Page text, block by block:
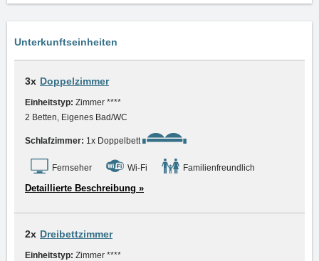
Unterkunftseinheiten
3x Doppelzimmer
Einheitstyp: Zimmer ****
2 Betten, Eigenes Bad/WC
Schlafzimmer: 1x Doppelbett
Fernseher Wi-Fi Familienfreundlich
Detaillierte Beschreibung »
2x Dreibettzimmer
Einheitstyp: Zimmer ****